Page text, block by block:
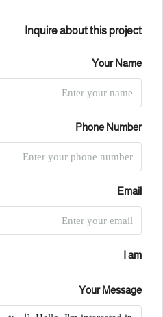
Inquire about this project
Your Name
Phone Number
Email
I am
Your Message